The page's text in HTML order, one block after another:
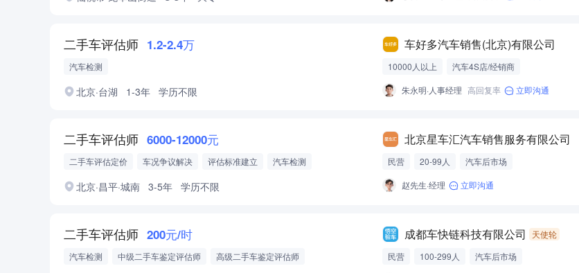
二手车评估师 1.2-2.4万
汽车检测
北京·台湖 1-3年 学历不限
车好多汽车销售(北京)有限公司
10000人以上
汽车4S店/经销商
朱永明·人事经理 高回复率 立即沟通
二手车评估师 6000-12000元
二手车评估定价 车况争议解决 评估标准建立
汽车检测
北京·昌平·城南 3-5年 学历不限
北京星车汇汽车销售服务有限公司
民营 20-99人
汽车后市场
赵先生·经理
立即沟通
二手车评估师 200元/时
汽车检测 中级二手车鉴定评估师 高级二手车鉴定评估师
成都车快链科技有限公司
天使轮
民营
100-299人
汽车后市场